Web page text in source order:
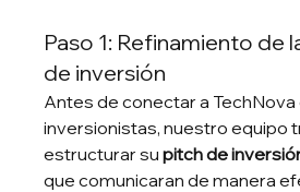
Paso 1: Refinamiento de
de inversión
Antes de conectar a TechNova
inversionistas, nuestro equipo
estructurar su pitch de
que comunicaran de manera